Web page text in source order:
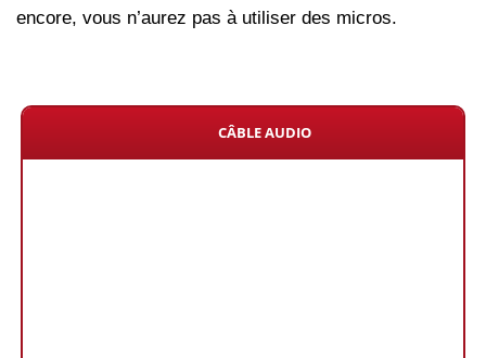
encore, vous n’aurez pas à utiliser des micros.
CÂBLE AUDIO